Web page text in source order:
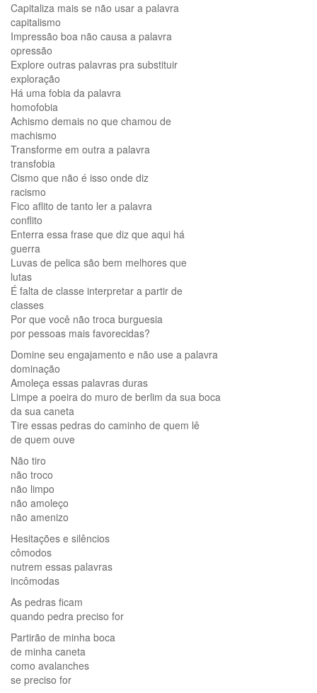
Capitaliza mais se não usar a palavra
capitalismo
Impressão boa não causa a palavra
opressão
Explore outras palavras pra substituir
exploração
Há uma fobia da palavra
homofobia
Achismo demais no que chamou de
machismo
Transforme em outra a palavra
transfobia
Cismo que não é isso onde diz
racismo
Fico aflito de tanto ler a palavra
conflito
Enterra essa frase que diz que aqui há
guerra
Luvas de pelica são bem melhores que
lutas
É falta de classe interpretar a partir de
classes
Por que você não troca burguesia
por pessoas mais favorecidas?
Domine seu engajamento e não use a palavra
dominação
Amoleça essas palavras duras
Limpe a poeira do muro de berlim da sua boca
da sua caneta
Tire essas pedras do caminho de quem lê
de quem ouve
Não tiro
não troco
não limpo
não amoleço
não amenizo
Hesitações e silêncios
cômodos
nutrem essas palavras
incômodas
As pedras ficam
quando pedra preciso for
Partirão de minha boca
de minha caneta
como avalanches
se preciso for